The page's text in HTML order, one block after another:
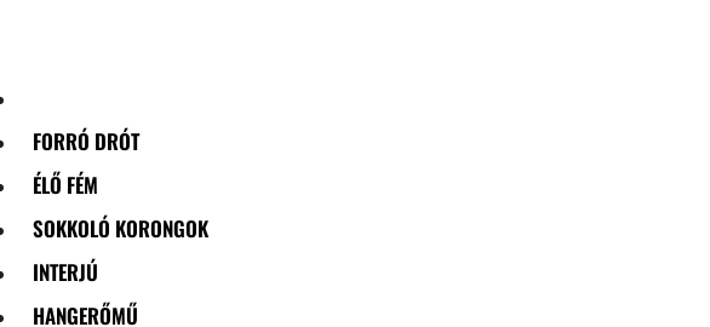
FORRÓ DRÓT
ÉLŐ FÉM
SOKKOLÓ KORONGOK
INTERJÚ
HANGERŐMŰ